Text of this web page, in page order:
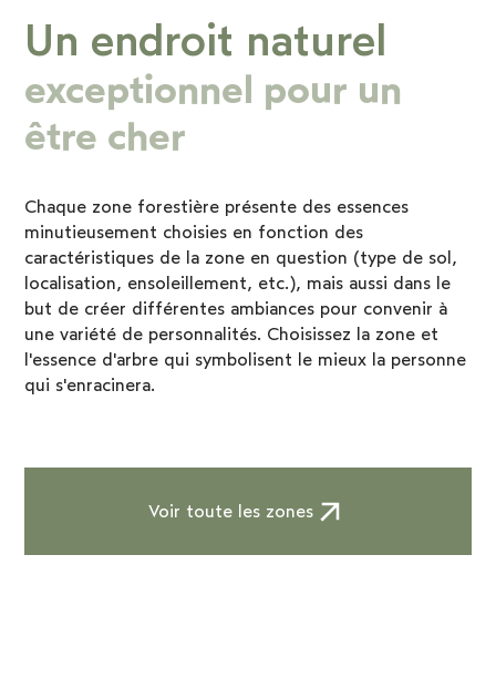
Un endroit naturel
exceptionnel pour un
être cher
Chaque zone forestière présente des essences
minutieusement choisies en fonction des
caractéristiques de la zone en question (type de sol,
localisation, ensoleillement, etc.), mais aussi dans le
but de créer différentes ambiances pour convenir à
une variété de personnalités. Choisissez la zone et
l'essence d'arbre qui symbolisent le mieux la personne
qui s'enracinera.
Voir toute les zones